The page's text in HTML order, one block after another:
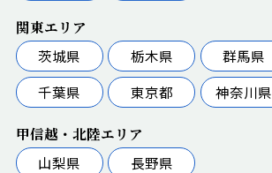
関東エリア
茨城県
栃木県 群馬県
千葉県
東京都 神奈川県
甲信越・北陸エリア
山梨県
長野県